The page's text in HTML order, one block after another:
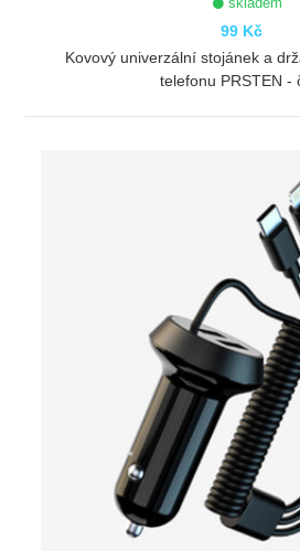
99 Kč
Kovový univerzální stojánek a
telefonu PRSTEN -